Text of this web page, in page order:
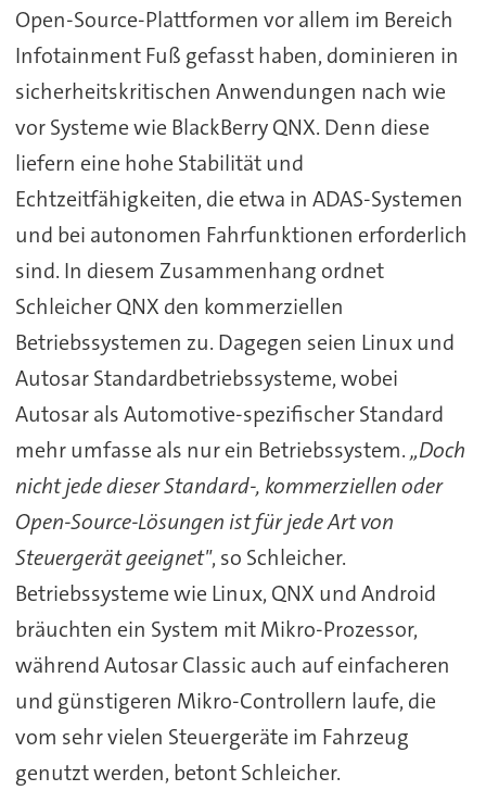
Open-Source-Plattformen vor allem im Bereich
Infotainment Fuß gefasst haben, dominieren in
sicherheitskritischen Anwendungen nach wie
vor Systeme wie BlackBerry QNX. Denn diese
liefern eine hohe Stabilität und
Echtzeitfähigkeiten, die etwa in ADAS-Systemen
und bei autonomen Fahrfunktionen erforderlich
sind. In diesem Zusammenhang ordnet
Schleicher QNX den kommerziellen
Betriebssystemen zu. Dagegen seien Linux und
Autosar Standardbetriebssysteme, wobei
Autosar als Automotive-spezifischer Standard
mehr umfasse als nur ein Betriebssystem.„Doch
nicht jede dieser Standard-, kommerziellen oder
Open-Source-Lösungen ist für jede Art von
Steuergerät geeignet", so Schleicher.
Betriebssysteme wie Linux, QNX und Android
bräuchten ein System mit Mikro-Prozessor,
während Autosar Classic auch auf einfacheren
und günstigeren Mikro-Controllern laufe, die
vom sehr vielen Steuergeräte im Fahrzeug
genutzt werden, betont Schleicher.